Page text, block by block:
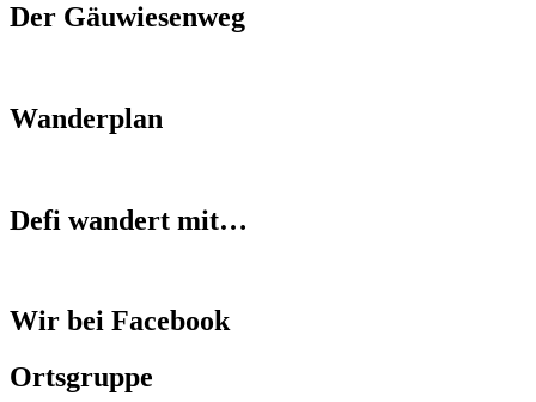
Der Gäuwiesenweg
Wanderplan
Defi wandert mit…
Wir bei Facebook
Ortsgruppe